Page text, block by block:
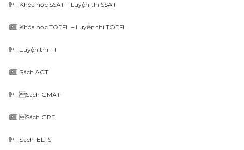
Khóa học SSAT – Luyện thi SSAT
Khóa học TOEFL – Luyện thi TOEFL
Luyện thi 1-1
Sách ACT
Sách GMAT
Sách GRE
Sách IELTS